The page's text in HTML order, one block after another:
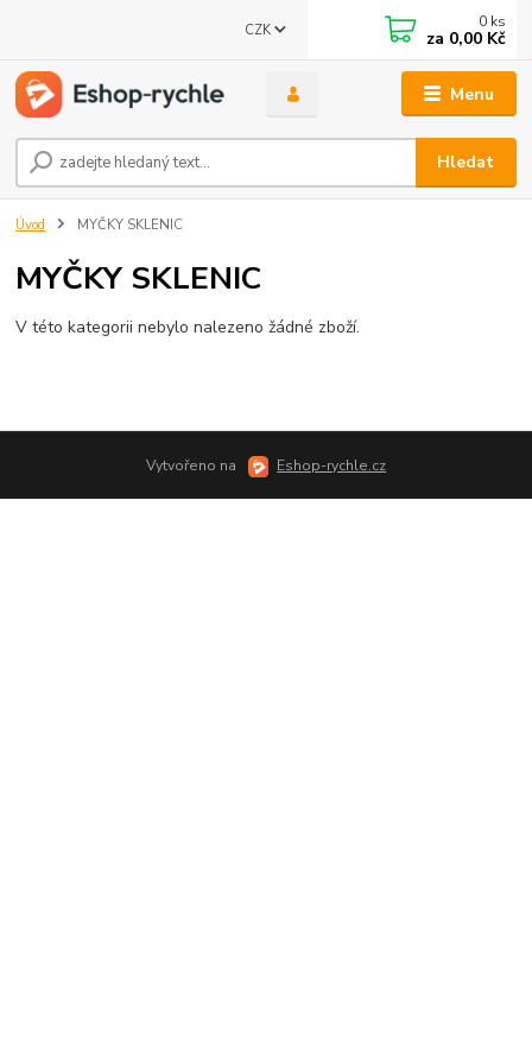
Menu
CZK
Hledat
0 ks
za 0,00 Kč
Úvod MYČKY SKLENIC
MYČKY SKLENIC
V této kategorii nebylo nalezeno žádné zboží.
Vytvořeno na Eshop-rychle.cz